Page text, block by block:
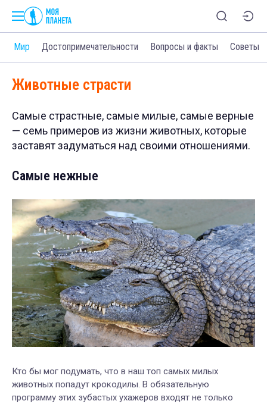
Мир Достопримечательности Вопросы и факты Советы
Животные страсти
Самые страстные, самые милые, самые верные
— семь примеров из жизни животных, которые
заставят задуматься над своими отношениями.
Самые нежные
Кто бы мог подумать, что в наш топ самых милых
животных попадут крокодилы. В обязательную
программу этих зубастых ухажеров входят не только